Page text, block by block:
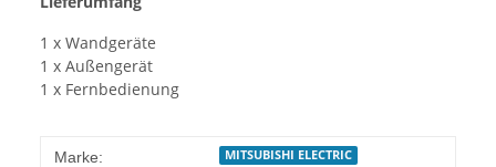
1 x Wandgeräte
1 x Außengerät
1 x Fernbedienung
Marke: MITSUBISHI ELECTRIC